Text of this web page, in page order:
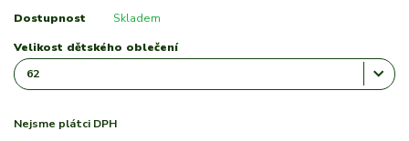
Dostupnost Skladem
Velikost dětského oblečení
Nejsme plátci DPH